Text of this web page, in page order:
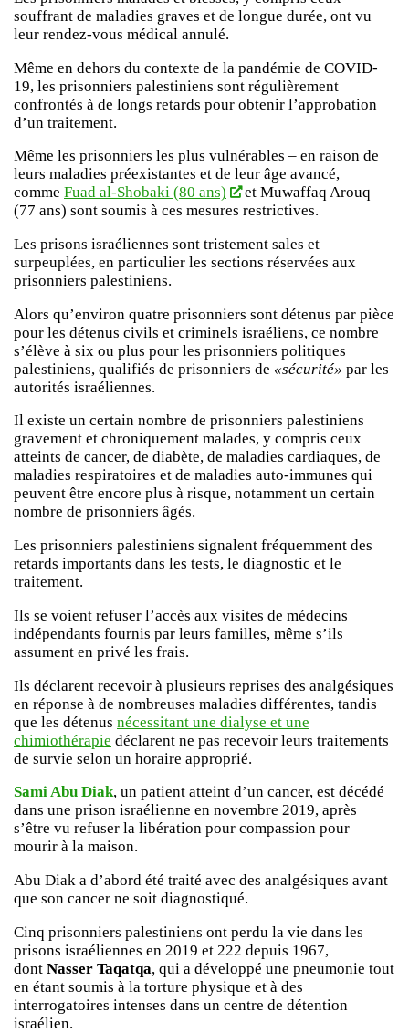
souffrant de maladies graves et de longue durée, ont vu
leur rendez-vous médical annulé.
Même en dehors du contexte de la pandémie de COVID-
19, les prisonniers palestiniens sont régulièrement
confrontés à de longs retards pour obtenir l’approbation
d’un traitement.
Même les prisonniers les plus vulnérables – en raison de
leurs maladies préexistantes et de leur âge avancé,
comme Fuad al-Shobaki (80 ans)
et Muwaffaq Arouq
(77 ans) sont soumis à ces mesures restrictives.
Les prisons israéliennes sont tristement sales et
surpeuplées, en particulier les sections réservées aux
prisonniers palestiniens.
Alors qu’environ quatre prisonniers sont détenus par pièce
pour les détenus civils et criminels israéliens, ce nombre
s’élève à six ou plus pour les prisonniers politiques
palestiniens, qualifiés de prisonniers de «sécurité» par les
autorités israéliennes.
Il existe un certain nombre de prisonniers palestiniens
gravement et chroniquement malades, y compris ceux
atteints de cancer, de diabète, de maladies cardiaques, de
maladies respiratoires et de maladies auto-immunes qui
peuvent être encore plus à risque, notamment un certain
nombre de prisonniers âgés.
Les prisonniers palestiniens signalent fréquemment des
retards importants dans les tests, le diagnostic et le
traitement.
Ils se voient refuser l’accès aux visites de médecins
indépendants fournis par leurs familles, même s’ils
assument en privé les frais.
Ils déclarent recevoir à plusieurs reprises des analgésiques
en réponse à de nombreuses maladies différentes, tandis
que les détenus nécessitant une dialyse et une
chimiothérapie déclarent ne pas recevoir leurs traitements
de survie selon un horaire approprié.
Sami Abu Diak, un patient atteint d’un cancer, est décédé
dans une prison israélienne en novembre 2019, après
s’être vu refuser la libération pour compassion pour
mourir à la maison.
Abu Diak a d’abord été traité avec des analgésiques avant
que son cancer ne soit diagnostiqué.
Cinq prisonniers palestiniens ont perdu la vie dans les
prisons israéliennes en 2019 et 222 depuis 1967,
dont Nasser Taqatqa, qui a développé une pneumonie tout
en étant soumis à la torture physique et à des
interrogatoires intenses dans un centre de détention
israélien.